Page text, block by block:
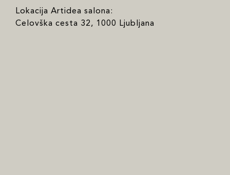
Lokacija Artidea salona:
Celovška cesta 32, 1000 Ljubljana